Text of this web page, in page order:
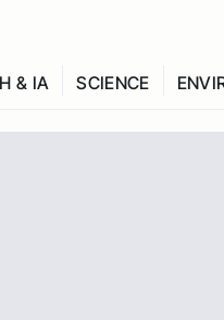
& IA SCIENCE